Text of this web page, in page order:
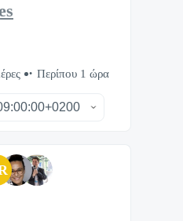
Περίπου 1 ώρα